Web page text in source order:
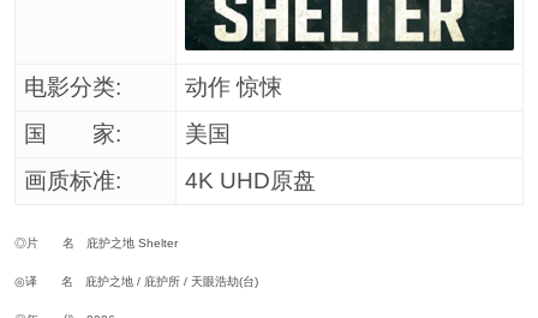
电影分类:
动作 惊悚
国 家:
美国
画质标准:
4K UHD原盘
◎片 名 庇护之地 Shelter
◎译 名 庇护之地 / 庇护所 / 天眼浩劫(台)